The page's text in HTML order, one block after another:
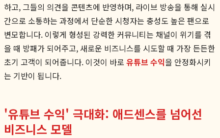
하고, 그들의 의견을 콘텐츠에 반영하며, 라이브 방송을 통해 실시
간으로 소통하는 과정에서 단순한 시청자는 충성도 높은 팬으로
변모합니다. 이렇게 형성된 강력한 커뮤니티는 채널이 위기를 겪
을 때 방패가 되어주고, 새로운 비즈니스를 시도할 때 가장 든든한
초기 고객이 되어줍니다. 이것이 바로 유튜브 수익을 안정화시키
는 기반이 됩니다.
'유튜브 수익' 극대화: 애드센스를 넘어선
비즈니스 모델